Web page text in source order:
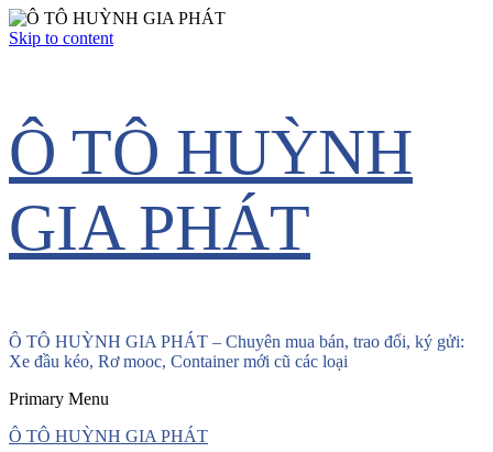
Skip to content
Ô TÔ HUỲNH
GIA PHÁT
Ô TÔ HUỲNH GIA PHÁT – Chuyên mua bán, trao đổi, ký gửi:
Xe đầu kéo, Rơ mooc, Container mới cũ các loại
Primary Menu
Ô TÔ HUỲNH GIA PHÁT